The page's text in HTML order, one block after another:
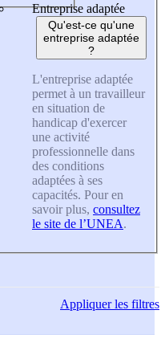
Entreprise adaptée
Qu'est-ce qu'une
entreprise adaptée
?
L'entreprise adaptée
permet à un travailleur
en situation de
handicap d'exercer
une activité
professionnelle dans
des conditions
adaptées à ses
capacités. Pour en
savoir plus, consultez
le site de l’UNEA.
Appliquerles filtres